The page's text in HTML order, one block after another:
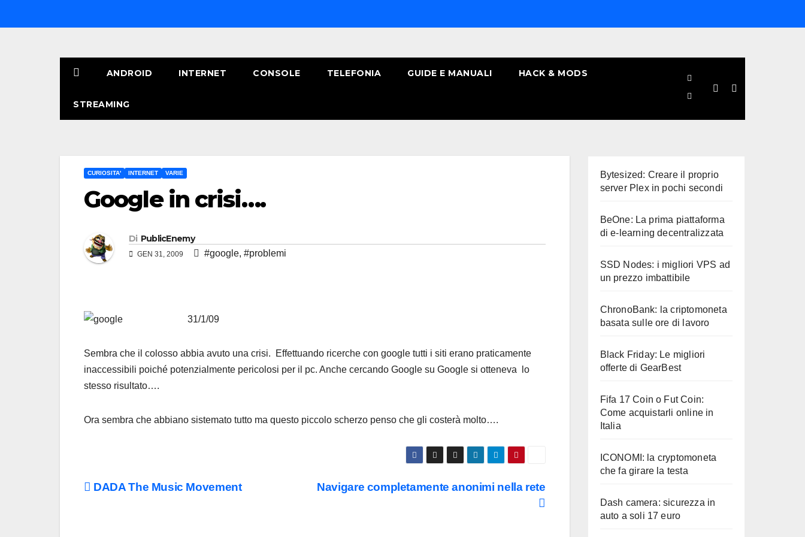
al
ANDROID INTERNET CONSOLE TELEFONIA GUIDE E MANUALI HACK & MODS
STREAMING
CURIOSITA' INTERNET VARIE
Google in crisi….
Di PublicEnemy
GEN 31, 2009 #google, #problemi
31/1/09
Sembra che il colosso abbia avuto una crisi. Effettuando ricerche con google tutti i siti erano praticamente
inaccessibili poiché potenzialmente pericolosi per il pc. Anche cercando Google su Google si otteneva lo
stesso risultato….
Ora sembra che abbiano sistemato tutto ma questo piccolo scherzo penso che gli costerà molto….
Navigazione
Navigare completamente anonimi nella rete
DADA The Music Movement
Bytesized: Creare il proprio
server Plex in pochi secondi
BeOne: La prima piattaforma
di e-learning decentralizzata
SSD Nodes: i migliori VPS ad
un prezzo imbattibile
ChronoBank: la criptomoneta
basata sulle ore di lavoro
Black Friday: Le migliori
offerte di GearBest
Fifa 17 Coin o Fut Coin:
Come acquistarli online in
Italia
ICONOMI: la cryptomoneta
che fa girare la testa
Dash camera: sicurezza in
auto a soli 17 euro